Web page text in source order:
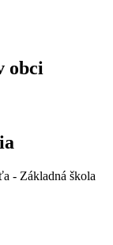
obci
- Základná škola